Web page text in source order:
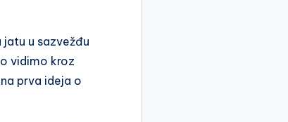
u sazvežđu
vidimo kroz
prva ideja o